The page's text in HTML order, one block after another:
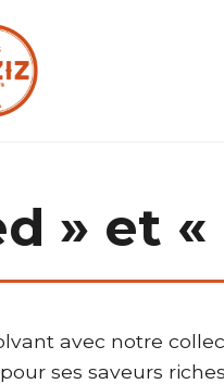
» et «
avec notre
ses saveurs